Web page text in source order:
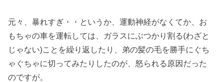
元々、暴れすぎ・・というか、運動神経がなくてか、お
もちゃの車を運転しては、ガラスにぶつかり割る(わざと
じゃない)ことを繰り返したり、弟の髪の毛を勝手にぐち
ゃぐちゃに切ってみたりしたのが、怒られる原因だった
のですが。